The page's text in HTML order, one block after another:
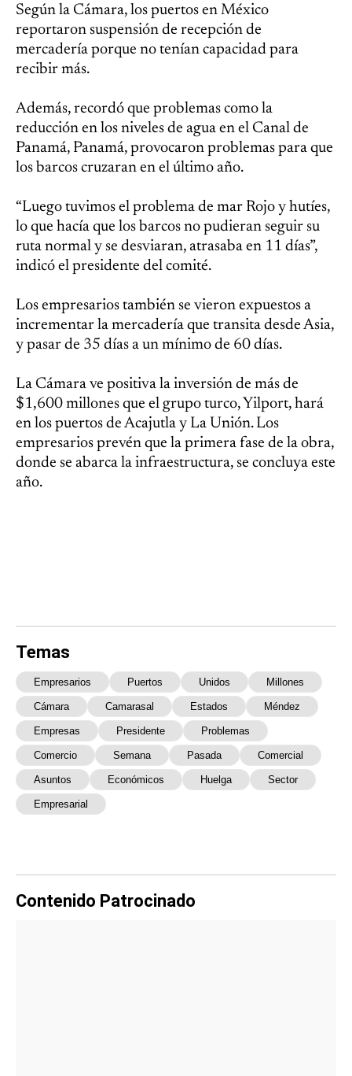
Según la Cámara, los puertos en México
reportaron suspensión de recepción de
mercadería porque no tenían capacidad para
recibir más.
Además, recordó que problemas como la
reducción en los niveles de agua en el Canal de
Panamá, Panamá, provocaron problemas para que
los barcos cruzaran en el último año.
“Luego tuvimos el problema de mar Rojo y hutíes,
lo que hacía que los barcos no pudieran seguir su
ruta normal y se desviaran, atrasaba en 11 días”,
indicó el presidente del comité.
Los empresarios también se vieron expuestos a
incrementar la mercadería que transita desde Asia,
y pasar de 35 días a un mínimo de 60 días.
La Cámara ve positiva la inversión de más de
$1,600 millones que el grupo turco, Yilport, hará
en los puertos de Acajutla y La Unión. Los
empresarios prevén que la primera fase de la obra,
donde se abarca la infraestructura, se concluya este
año.
Temas
Empresarios Puertos Unidos Millones
Cámara Camarasal Estados Méndez
Empresas Presidente Problemas
Comercio Semana Pasada Comercial
Asuntos Económicos Huelga Sector
Empresarial
Contenido Patrocinado